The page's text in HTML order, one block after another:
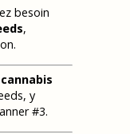
besoin
,
y
#3.